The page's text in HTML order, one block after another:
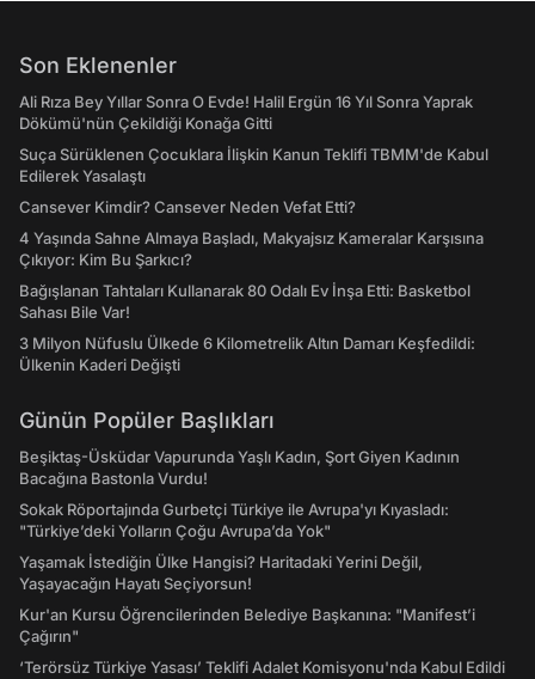
Son Eklenenler
Ali Rıza Bey Yıllar Sonra O Evde! Halil Ergün 16 Yıl Sonra Yaprak
Dökümü'nün Çekildiği Konağa Gitti
Suça Sürüklenen Çocuklara İlişkin Kanun Teklifi TBMM'de Kabul
Edilerek Yasalaştı
Cansever Kimdir? Cansever Neden Vefat Etti?
4 Yaşında Sahne Almaya Başladı, Makyajsız Kameralar Karşısına
Çıkıyor: Kim Bu Şarkıcı?
Bağışlanan Tahtaları Kullanarak 80 Odalı Ev İnşa Etti: Basketbol
Sahası Bile Var!
3 Milyon Nüfuslu Ülkede 6 Kilometrelik Altın Damarı Keşfedildi:
Ülkenin Kaderi Değişti
Günün Popüler Başlıkları
Beşiktaş-Üsküdar Vapurunda Yaşlı Kadın, Şort Giyen Kadının
Bacağına Bastonla Vurdu!
Sokak Röportajında Gurbetçi Türkiye ile Avrupa'yı Kıyasladı:
"Türkiye’deki Yolların Çoğu Avrupa’da Yok"
Yaşamak İstediğin Ülke Hangisi? Haritadaki Yerini Değil,
Yaşayacağın Hayatı Seçiyorsun!
Kur'an Kursu Öğrencilerinden Belediye Başkanına: "Manifest’i
Çağırın"
‘Terörsüz Türkiye Yasası’ Teklifi Adalet Komisyonu'nda Kabul Edildi